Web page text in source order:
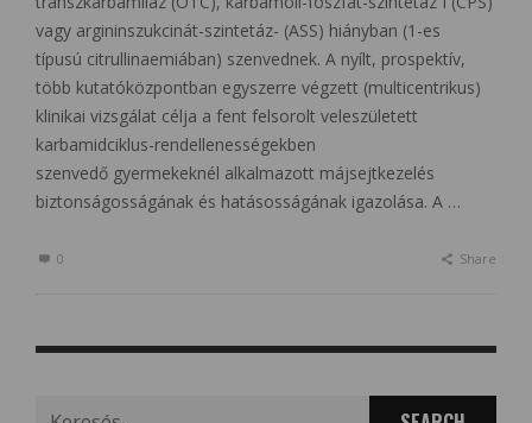
vagy argininszukcinát-szintetáz- (ASS) hiányban (1-es
típusú citrullinaemiában) szenvednek. A nyílt, prospektív,
több kutatóközpontban egyszerre végzett (multicentrikus)
klinikai vizsgálat célja a fent felsorolt veleszületett
karbamidciklus-rendellenességekben
szenvedő gyermekeknél alkalmazott májsejtkezelés
biztonságosságának és hatásosságának igazolása. A …
0 Share